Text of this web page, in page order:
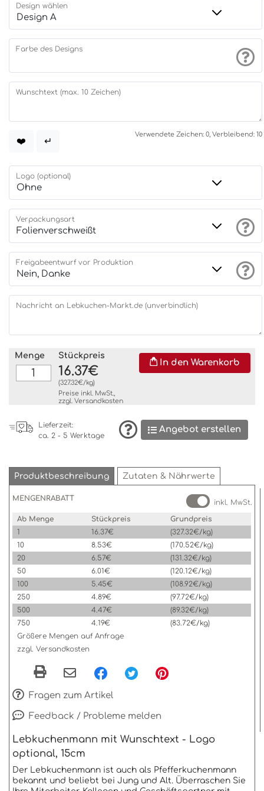
Design wählen
Farbe des Designs
Wunschtext (max. 10 Zeichen)
❤️ ↵
Verwendete Zeichen: 0, Verbleibend: 10
Logo (optional)
Verpackungsart
Freigabeentwurf vor Produktion
Nachricht an Lebkuchen-Markt.de (unverbindlich)
Menge Stückpreis
16.37€
(327.32€/kg)
Preise inkl. MwSt.,
zzgl. Versandkosten
In den Warenkorb
Lieferzeit:
ca. 2 - 5 Werktage
Angebot erstellen
Produktbeschreibung Zutaten & Nährwerte
MENGENRABATT
inkl. MwSt.
Ab Menge
Stückpreis
Grundpreis
1
16.37€
(327.32€/kg)
10
8.53€
(170.52€/kg)
20
6.57€
(131.32€/kg)
50
6.01€
(120.12€/kg)
100
5.45€
(108.92€/kg)
250
4.89€
(97.72€/kg)
500
4.47€
(89.32€/kg)
750
4.19€
(83.72€/kg)
Größere Mengen auf Anfrage
zzgl. Versandkosten
Fragen zum Artikel
Feedback / Probleme melden
Lebkuchenmann mit Wunschtext - Logo
optional, 15cm
Der Lebkuchenmann ist auch als Pfefferkuchenmann
bekannt und beliebt bei Jung und Alt. Überraschen Sie